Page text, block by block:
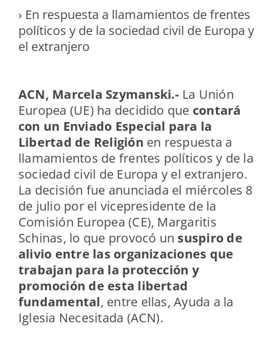
› En respuesta a llamamientos de frentes
políticos y de la sociedad civil de Europa y
el extranjero
ACN, Marcela Szymanski.- La Unión
Europea (UE) ha decidido que contará
con un Enviado Especial para la
Libertad de Religión en respuesta a
llamamientos de frentes políticos y de la
sociedad civil de Europa y el extranjero.
La decisión fue anunciada el miércoles 8
de julio por el vicepresidente de la
Comisión Europea (CE), Margaritis
Schinas, lo que provocó un suspiro de
alivio entre las organizaciones que
trabajan para la protección y
promoción de esta libertad
fundamental, entre ellas, Ayuda a la
Iglesia Necesitada (ACN).